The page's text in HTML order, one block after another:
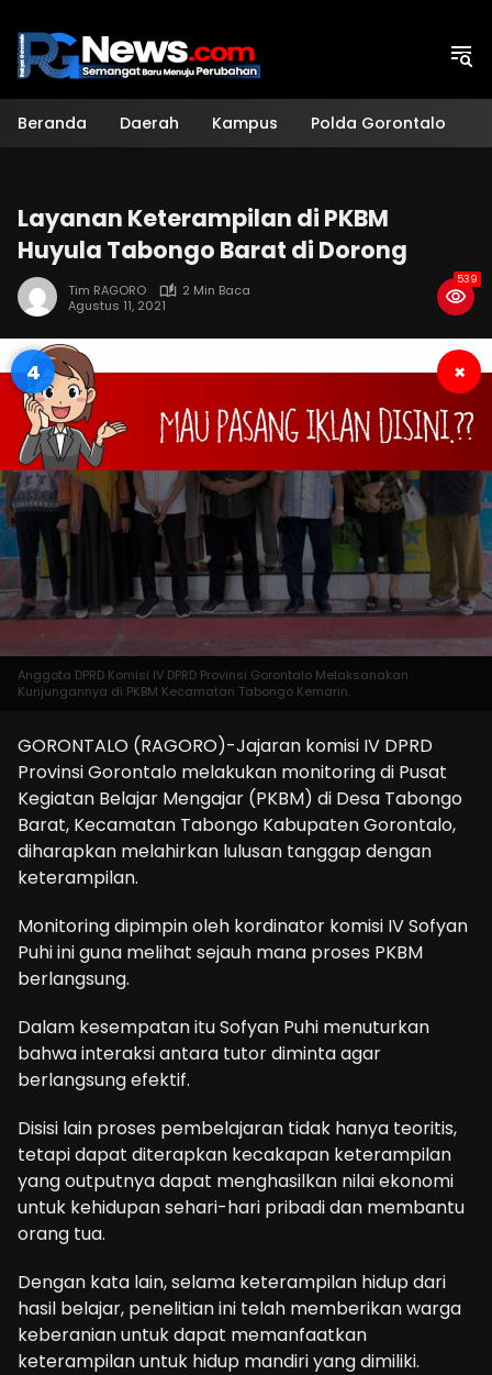
konten
Beranda Daerah Kampus Polda Gorontalo
Layanan Keterampilan di PKBM
Huyula Tabongo Barat di Dorong
Tim RAGORO
2 Min Baca
Agustus 11, 2021
539
3 ×
Anggota DPRD Komisi IV DPRD Provinsi Gorontalo Melaksanakan
Kunjungannya di PKBM Kecamatan Tabongo Kemarin.
GORONTALO (RAGORO)-Jajaran komisi IV DPRD
Provinsi Gorontalo melakukan monitoring di Pusat
Kegiatan Belajar Mengajar (PKBM) di Desa Tabongo
Barat, Kecamatan Tabongo Kabupaten Gorontalo,
diharapkan melahirkan lulusan tanggap dengan
keterampilan.
Monitoring dipimpin oleh kordinator komisi IV Sofyan
Puhi ini guna melihat sejauh mana proses PKBM
berlangsung.
Dalam kesempatan itu Sofyan Puhi menuturkan
bahwa interaksi antara tutor diminta agar
berlangsung efektif.
Disisi lain proses pembelajaran tidak hanya teoritis,
tetapi dapat diterapkan kecakapan keterampilan
yang outputnya dapat menghasilkan nilai ekonomi
untuk kehidupan sehari-hari pribadi dan membantu
orang tua.
Dengan kata lain, selama keterampilan hidup dari
hasil belajar, penelitian ini telah memberikan warga
keberanian untuk dapat memanfaatkan
keterampilan untuk hidup mandiri yang dimiliki.